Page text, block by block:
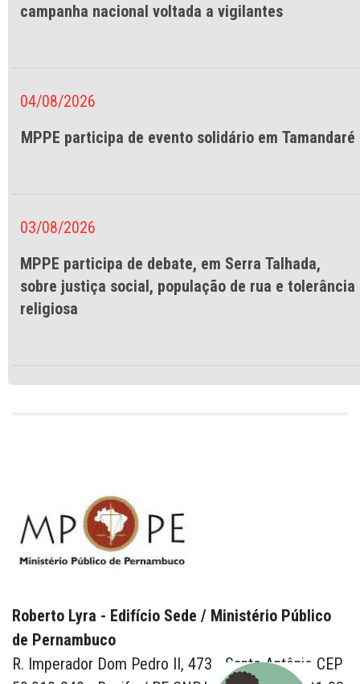
campanha nacional voltada a vigilantes
04/08/2026
MPPE participa de evento solidário em Tamandaré
03/08/2026
MPPE participa de debate, em Serra Talhada,
sobre justiça social, população de rua e tolerância
religiosa
Roberto Lyra - Edifício Sede / Ministério Público
de Pernambuco
R. Imperador Dom Pedro II, 473 - Santo Antônio CEP